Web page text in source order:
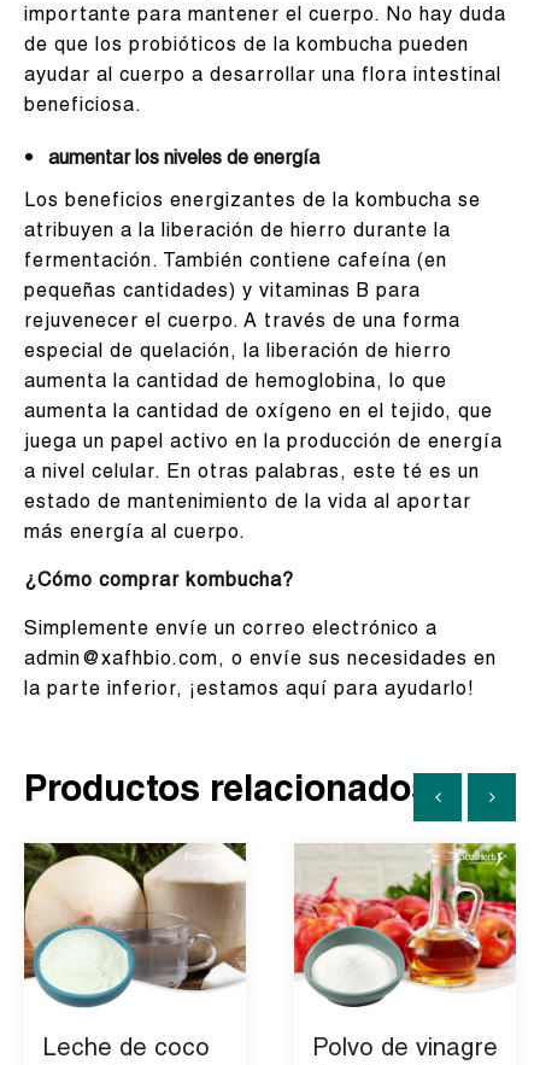
importante para mantener el cuerpo. No hay duda
de que los probióticos de la kombucha pueden
ayudar al cuerpo a desarrollar una flora intestinal
beneficiosa.
aumentar los niveles de energía
Los beneficios energizantes de la kombucha se
atribuyen a la liberación de hierro durante la
fermentación. También contiene cafeína (en
pequeñas cantidades) y vitaminas B para
rejuvenecer el cuerpo. A través de una forma
especial de quelación, la liberación de hierro
aumenta la cantidad de hemoglobina, lo que
aumenta la cantidad de oxígeno en el tejido, que
juega un papel activo en la producción de energía
a nivel celular. En otras palabras, este té es un
estado de mantenimiento de la vida al aportar
más energía al cuerpo.
¿Cómo comprar kombucha?
Simplemente envíe un correo electrónico a
admin@xafhbio.com, o envíe sus necesidades en
la parte inferior, ¡estamos aquí para ayudarlo!
Productos relacionados
Leche de coco
Polvo de vinagre